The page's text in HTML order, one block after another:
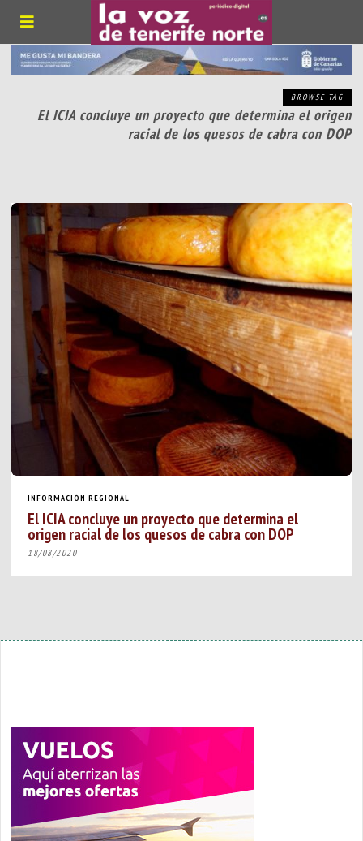
BROWSE TAG
El ICIA concluye un proyecto que determina el origen
racial de los quesos de cabra con DOP
INFORMACIÓN REGIONAL
El ICIA concluye un proyecto que determina el
origen racial de los quesos de cabra con DOP
18/08/2020